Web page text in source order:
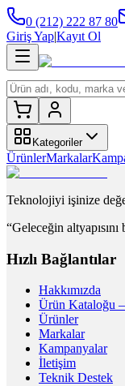
0 (212) 222 87 80
Giriş Yap|Kayıt Ol
Kategoriler
ÜrünlerMarkalar
Teknolojiyi işinize
“Geleceğin
Hızlı Bağlantılar
Hakkımızda
Ürün Kataloğu
Ürünler
Markalar
Kampanyalar
İletişim
Teknik Destek